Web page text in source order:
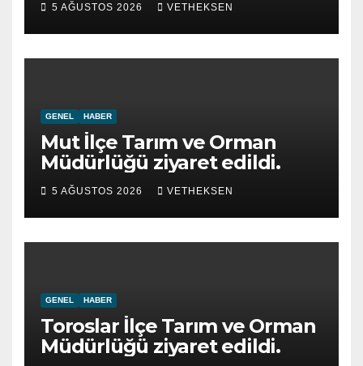
5 AĞUSTOS 2026 VETHEKSEN
GENEL HABER
Mut İlçe Tarım ve Orman
Müdürlüğü ziyaret edildi.
5 AĞUSTOS 2026 VETHEKSEN
GENEL HABER
Toroslar İlçe Tarım ve Orman
Müdürlüğü ziyaret edildi.